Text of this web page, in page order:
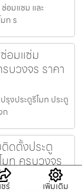
อมแซม และ
ท ร
อมแซ่ม
บวงจร ราคา
งประตูรีโมท ประตู
ก
ดตั้งประตู
มท ครบวงจร
ร์ เพิ่มเติม